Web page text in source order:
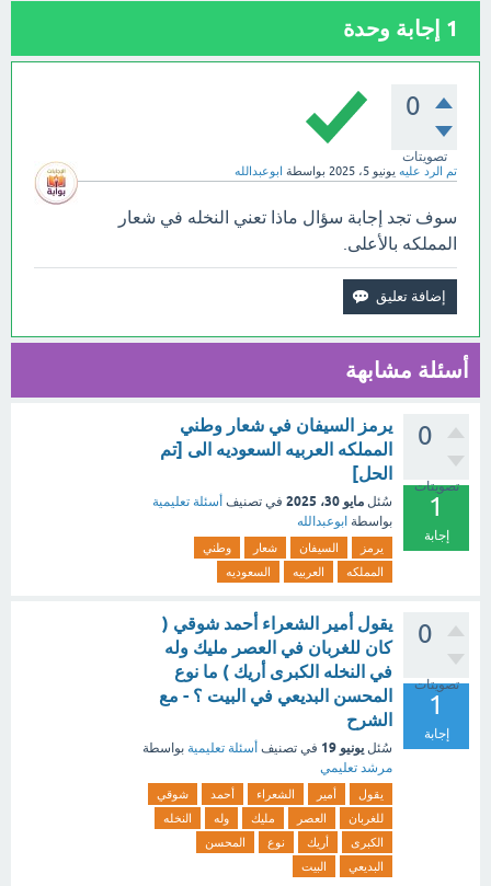
1 إجابة وحدة
0
تصويتات
تم الرد عليه يونيو 5، 2025 بواسطة ابوعبدالله
سوف تجد إجابة سؤال ماذا تعني النخله في شعار
المملكه بالأعلى.
أسئلة مشابهة
0
تصويتات
1
إجابة
يرمز السيفان في شعار وطني
المملكه العربيه السعوديه الى [تم
الحل]
سُئل مايو 30، 2025 في تصنيف أسئلة تعليمية
بواسطة ابوعبدالله
يرمز السيفان شعار
وطني
المملكه
العربيه السعوديه
0
تصويتات
1
إجابة
يقول أمير الشعراء أحمد شوقي (
كان للغربان في العصر مليك وله
في النخله الكبرى أريك ) ما نوع
المحسن البديعي في البيت ؟ - مع
الشرح
سُئل يونيو 19 في تصنيف أسئلة تعليمية بواسطة
مرشد تعليمي
يقول أمير الشعراء أحمد
شوقي
للغربان
العصر مليك وله
النخله
الكبرى
أريك نوع
المحسن
البديعي
البيت